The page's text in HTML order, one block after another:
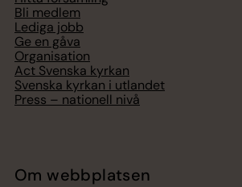
Bli medlem
Lediga jobb
Ge en gåva
Organisation
Act Svenska kyrkan
Svenska kyrkan i utlandet
Press – nationell nivå
Om webbplatsen